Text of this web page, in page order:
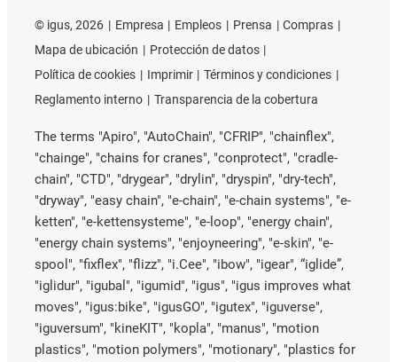
© igus, 2026 Empresa Empleos Prensa
Compras
Mapa de ubicación
Protección de datos
Política de cookies
Imprimir
Términos y condiciones
Reglamento interno
Transparencia de la cobertura
The terms "Apiro", "AutoChain", "CFRIP", "chainflex",
"chainge", "chains for cranes", "conprotect", "cradle-
chain", "CTD", "drygear", "drylin", "dryspin", "dry-tech",
"dryway", "easy chain", "e-chain", "e-chain systems", "e-
ketten", "e-kettensysteme", "e-loop", "energy chain",
"energy chain systems", "enjoyneering", "e-skin", "e-
spool", "fixflex", "flizz", "i.Cee", "ibow", "igear", “iglide”,
"iglidur", "igubal", "igumid", "igus", "igus improves what
moves", "igus:bike", "igusGO", "igutex", "iguverse",
"iguversum", "kineKIT", "kopla", "manus", "motion
plastics", "motion polymers", "motionary", "plastics for